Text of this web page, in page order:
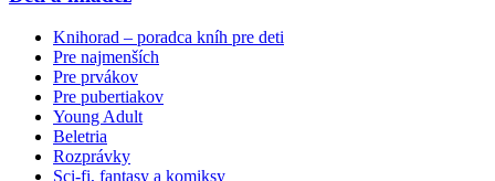
Knihorad – poradca kníh pre deti
Pre najmenších
Pre prvákov
Pre pubertiakov
Young Adult
Beletria
Rozprávky
Sci-fi, fantasy a komiksy